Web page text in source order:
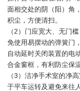
面相交处的阴（阳）角
积尘，方便清扫。
（2）门应宽大、无门
免使用易摆动的弹簧门
自动延时关闭装置的电
合金窗框，有利防尘保
（3）洁净手术室的净
于平车运转及避免来往